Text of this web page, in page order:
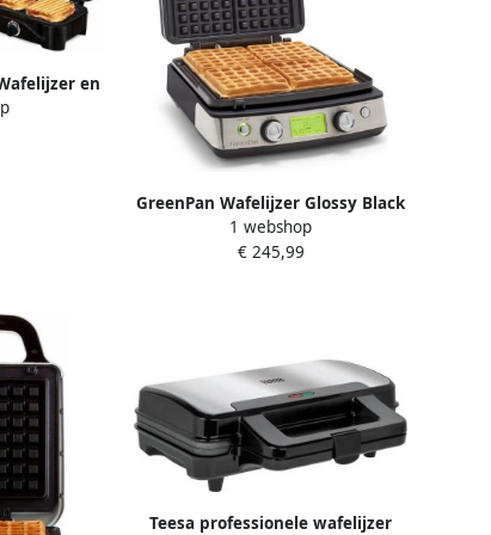
en
2 sets
wafels
GreenPan Wafelijzer Glossy Black
(incl. 2 sets wafelplaten) PFAS-
vrije keramische antiaanbaklaag
1 webshop
€ 245,99
Teesa professionele wafelijzer